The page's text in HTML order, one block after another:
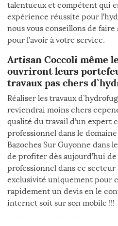
talentueux et compétent qui
expérience réussite pour
nous vous conseillons de
pour l’avoir à votre service.
Artisan Coccoli même
ouvriront leurs
travaux pas chers
Réaliser les travaux
reviendrai moins chers
qualité du travail d’un expert
professionnel dans le
Bazoches Sur Guyonne dans
de profiter dès aujourd’hui de
professionnel dans ce secteur
exclusivité uniquement pour
rapidement un devis en le
internet soit sur son mobile !!!